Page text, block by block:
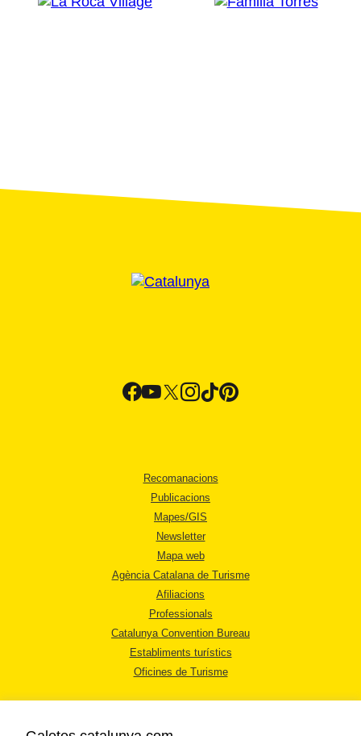
Recomanacions
Publicacions
Mapes/GIS
Newsletter
Mapa web
Agència Catalana de Turisme
Afiliacions
Professionals
Catalunya Convention Bureau
Establiments turístics
Oficines de Turisme